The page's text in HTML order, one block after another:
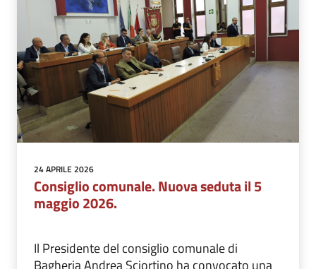
24 APRILE 2026
Consiglio comunale. Nuova seduta il 5
maggio 2026.
Il Presidente del consiglio comunale di